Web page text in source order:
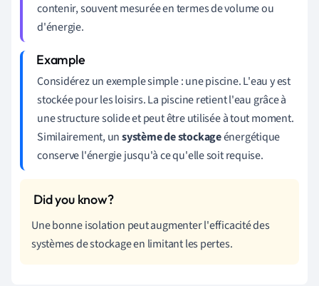
contenir, souvent mesurée en termes de volume ou
d'énergie.
Considérez un exemple simple : une piscine. L'eau y est
stockée pour les loisirs. La piscine retient l'eau grâce à
une structure solide et peut être utilisée à tout moment.
Similairement, unsystème de stockageénergétique
conserve l'énergie jusqu'à ce qu'elle soit requise.
Une bonne isolation peut augmenter l'efficacité des
systèmes de stockage en limitant les pertes.